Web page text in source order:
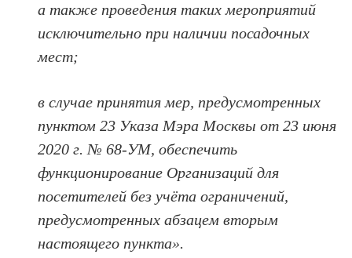
а также проведения таких мероприятий
исключительно при наличии посадочных
мест;
в случае принятия мер, предусмотренных
пунктом 23 Указа Мэра Москвы от 23 июня
2020 г. № 68-УМ, обеспечить
функционирование Организаций для
посетителей без учёта ограничений,
предусмотренных абзацем вторым
настоящего пункта».